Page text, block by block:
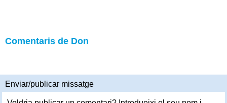
Comentaris de Don
Enviar/publicar missatge